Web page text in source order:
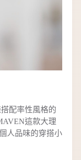
配率性風格的
這款大理
人品味的穿搭小